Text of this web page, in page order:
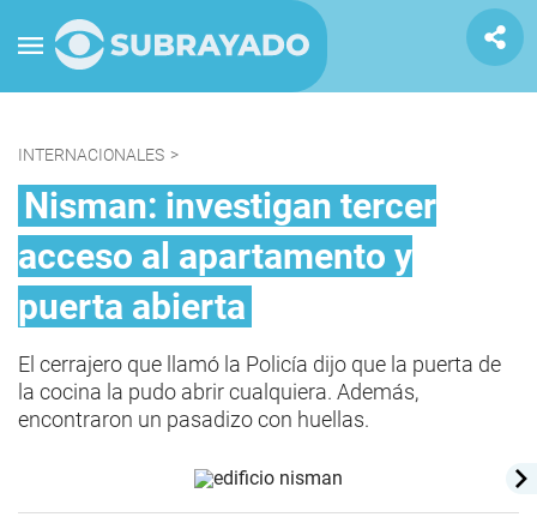
INTERNACIONALES >
Nisman: investigan tercer
acceso al apartamento y
puerta abierta
El cerrajero que llamó la Policía dijo que la puerta de
la cocina la pudo abrir cualquiera. Además,
encontraron un pasadizo con huellas.